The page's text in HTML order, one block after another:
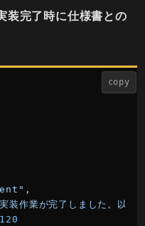
完了時に仕様書との
copy
,
装作業が完了しました。
120